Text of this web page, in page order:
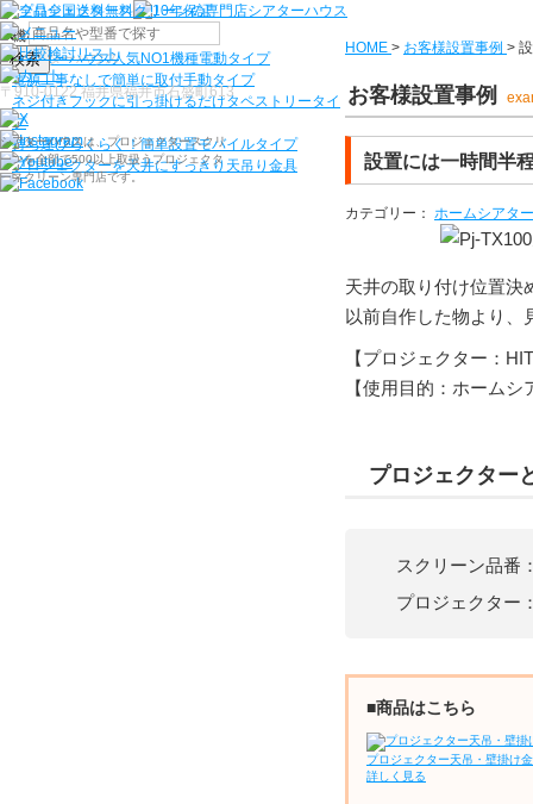
検索
HOME > お客様設置事例 >
お客様設置事例
設置には一時間半
カテゴリー： ホームシアター
天井の取り付け位置決
以前自作した物より、
【プロジェクター：
【使用目的：ホーム
プロジェクター
スクリーン品番
プロジェクター
■商品はこちら
プロジェクター天吊・壁掛け
詳しく見る
機種から選ぶ
シアターハウス人気NO1機種電動タイプ
電源工事なしで簡単に取付手動タイプ
ネジ付きフックに引っ掛けるだけタペストリータイ
プ
持ち運びらくらく！簡単設置モバイルタイプ
プロジェクターを天井にすっきり 天吊り金具
〒910-0122 福井県福井市石盛町613
シアターハウスは、プロジェクタースクリ
ーンを全部で500以上取扱うプロジェクタ
ースクリーン専門店です。